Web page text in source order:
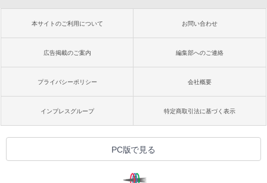
本サイトのご利用について お問い合わせ
広告掲載のご案内 編集部へのご連絡
プライバシーポリシー 会社概要
インプレスグループ 特定商取引法に基づく表示
PC版で見る